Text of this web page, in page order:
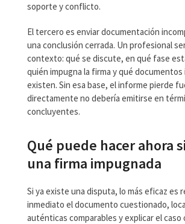
soporte y conflicto.
El tercero es enviar documentación
una conclusión cerrada. Un profesional
contexto: qué se discute, en qué fase
quién impugna la firma y qué
existen. Sin esa base, el informe pierde
directamente no debería emitirse en
concluyentes.
Qué puede hacer ahora
una firma impugnada
Si ya existe una disputa, lo más eficaz es
inmediato el documento cuestionado,
auténticas comparables y explicar el caso